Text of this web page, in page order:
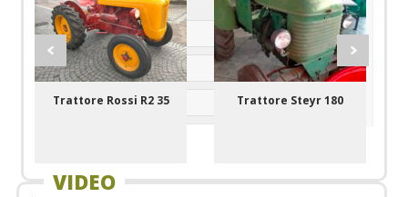
Marca
Alimentazione
Modello
Trattore Rossi R2 35 Trattore Steyr 180
VIDEO